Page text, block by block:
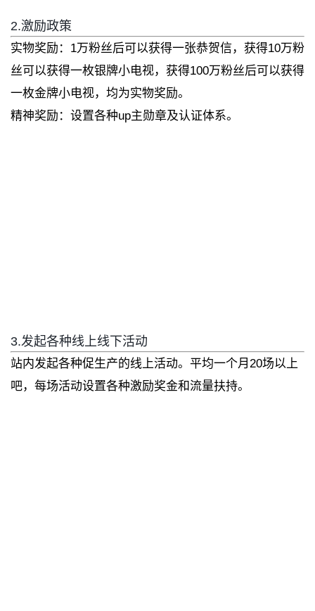
2.激励政策
实物奖励：1万粉丝后可以获得一张恭贺信，获得10万粉
丝可以获得一枚银牌小电视，获得100万粉丝后可以获得
一枚金牌小电视，均为实物奖励。
精神奖励：设置各种up主勋章及认证体系。
3.发起各种线上线下活动
站内发起各种促生产的线上活动。平均一个月20场以上
吧，每场活动设置各种激励奖金和流量扶持。